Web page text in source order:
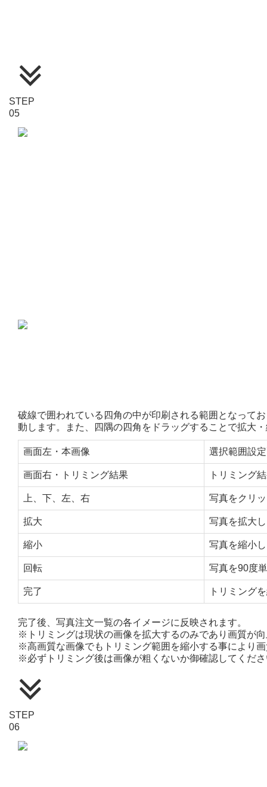
STEP
05
破線で囲われている四角の中が印刷される範囲となって
動します。また、四隅の四角をドラッグすることで拡大
画面左・本画像 選択範囲設
画面右・トリミング結果 トリミング
上、下、左、右 写真をクリ
拡大 写真を拡大
縮小 写真を縮小
回転 写真を90度
完了 トリミング
完了後、写真注文一覧の各イメージに反映されます。
※トリミングは現状の画像を拡大するのみであり画質が
※高画質な画像でもトリミング範囲を縮小する事により
※必ずトリミング後は画像が粗くないか御確認してくだ
STEP
06